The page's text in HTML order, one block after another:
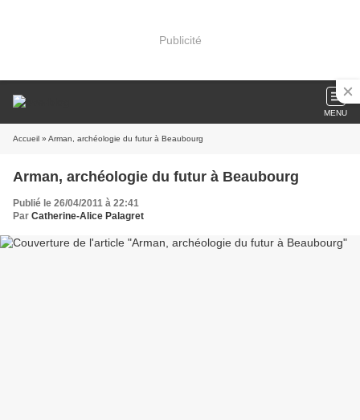
Publicité
MENU
Accueil » Arman, archéologie du futur à Beaubourg
Arman, archéologie du futur à Beaubourg
Publié le 26/04/2011 à 22:41
Par Catherine-Alice Palagret